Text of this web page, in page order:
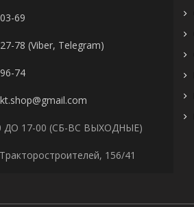
69
78 (Viber, Telegram)
74
ДО 17-00 (СБ-ВС ВЫХОДНЫЕ)
156/41